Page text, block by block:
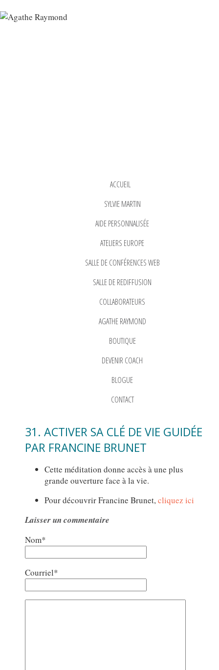
ACCUEIL
SYLVIE MARTIN
AIDE PERSONNALISÉE
ATELIERS EUROPE
SALLE DE CONFÉRENCES WEB
SALLE DE REDIFFUSION
COLLABORATEURS
AGATHE RAYMOND
BOUTIQUE
DEVENIR COACH
BLOGUE
CONTACT
31. ACTIVER SA CLÉ DE VIE GUIDÉE
PAR FRANCINE BRUNET
Cette méditation donne accès à une plus
grande ouverture face à la vie.
Pour découvrir Francine Brunet,cliquez ici
Laisser un commentaire
Nom*
Courriel*